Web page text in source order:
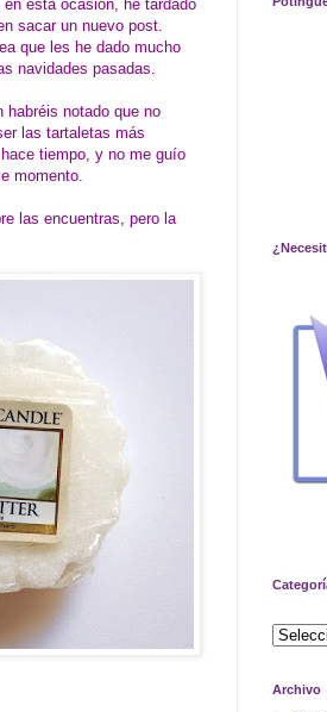
en esta ocasión, he tardado
sacar un nuevo post.
que les he dado mucho
navidades pasadas.
habréis notado que no
las tartaletas más
tiempo, y no me guío
momento.
las encuentras, pero la
Archivo